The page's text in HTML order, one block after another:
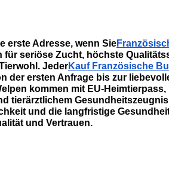
erste Adresse, wenn Sie
für seriöse Zucht, höchste
JederKauf Französische
der ersten Anfrage bis zur
kommen mit EU-
tierärztlichem
und die langfristige
und Vertrauen.